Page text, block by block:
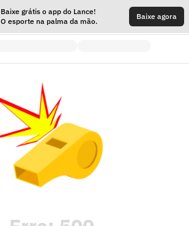
Baixe grátis o app do Lance!
O esporte na palma da mão.
Baixe agora